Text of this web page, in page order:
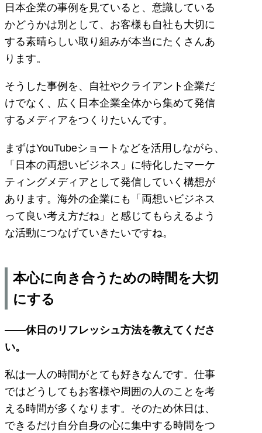
日本企業の事例を見ていると、意識している
かどうかは別として、お客様も自社も大切に
する素晴らしい取り組みが本当にたくさんあ
ります。
そうした事例を、自社やクライアント企業だ
けでなく、広く日本企業全体から集めて発信
するメディアをつくりたいんです。
まずはYouTubeショートなどを活用しながら、
「日本の両想いビジネス」に特化したマーケ
ティングメディアとして発信していく構想が
あります。海外の企業にも「両想いビジネス
って良い考え方だね」と感じてもらえるよう
な活動につなげていきたいですね。
本心に向き合うための時間を大切
にする
――休日のリフレッシュ方法を教えてくださ
い。
私は一人の時間がとても好きなんです。仕事
ではどうしてもお客様や周囲の人のことを考
える時間が多くなります。そのため休日は、
できるだけ自分自身の心に集中する時間をつ